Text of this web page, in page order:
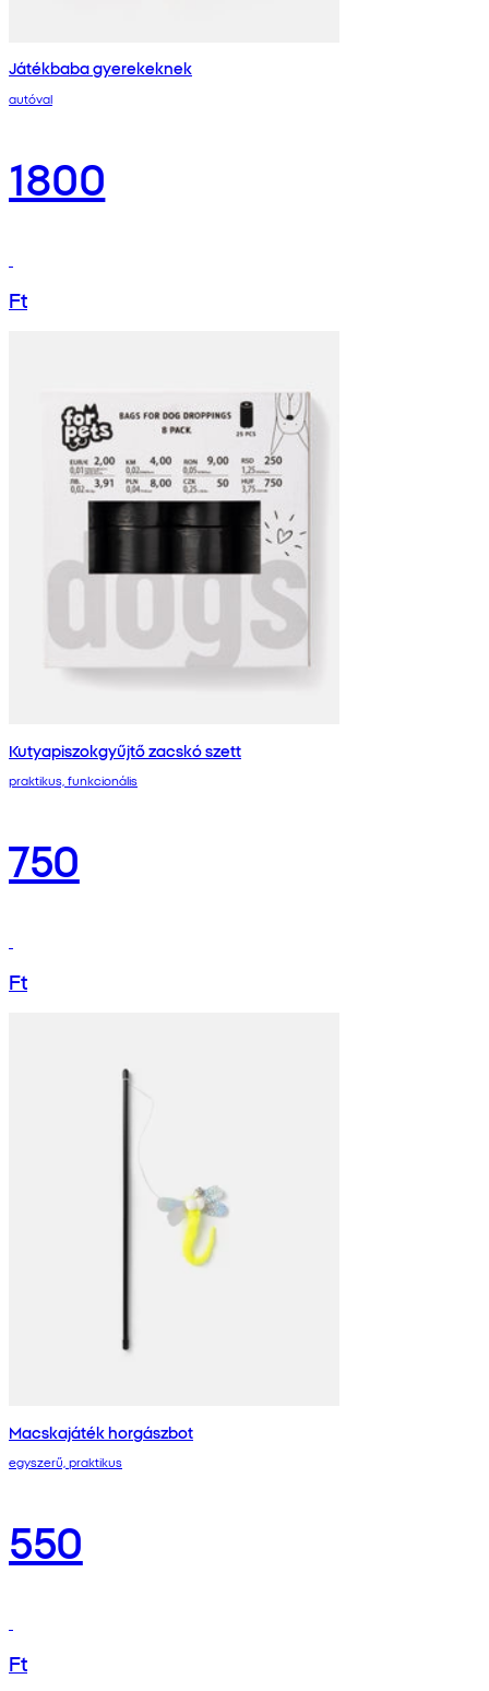
Játékbaba gyerekeknek
autóval
1800
Ft
Kutyapiszokgyűjtő zacskó szett
praktikus, funkcionális
750
Ft
Macskajáték horgászbot
egyszerű, praktikus
550
Ft